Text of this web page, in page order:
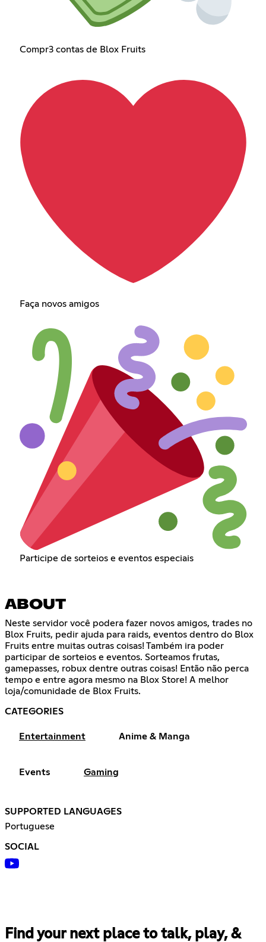
Compr3 contas de Blox Fruits
Faça novos amigos
Participe de sorteios e eventos especiais
ABOUT
Neste servidor você podera fazer novos amigos, trades no
Blox Fruits, pedir ajuda para raids, eventos dentro do Blox
Fruits entre muitas outras coisas! Também ira poder
participar de sorteios e eventos. Sorteamos frutas,
gamepasses, robux dentre outras coisas! Então não perca
tempo e entre agora mesmo na Blox Store! A melhor
loja/comunidade de Blox Fruits.
CATEGORIES
Entertainment Anime & Manga
Events Gaming
SUPPORTED LANGUAGES
Portuguese
SOCIAL
Find your next place to talk, play, &